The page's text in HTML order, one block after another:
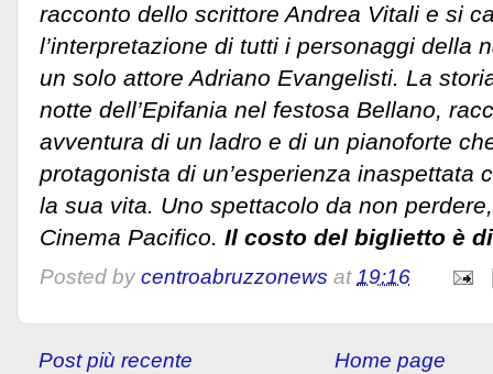
racconto dello scrittore Andrea Vitali e si
l’interpretazione di tutti i personaggi della
un solo attore Adriano Evangelisti. La
notte dell’Epifania nel festosa Bellano,
avventura di un ladro e di un pianoforte
protagonista di un’esperienza inaspettata
la sua vita. Uno spettacolo da non
Cinema Pacifico. Il costo del biglietto è
Posted by centroabruzzonews at19:16
Post più recente Home page